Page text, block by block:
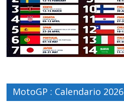
MotoGP : Calendario 2026